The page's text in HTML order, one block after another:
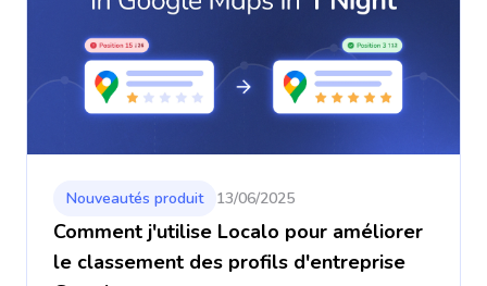
Nouveautés produit 13/06/2025
Comment j'utilise Localo pour améliorer
le classement des profils d'entreprise